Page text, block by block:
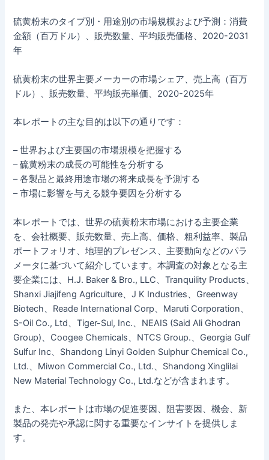
硫黄粉末のタイプ別・用途別の市場規模および予測：消費
金額（百万ドル）、販売数量、平均販売価格、2020-2031
年
硫黄粉末の世界主要メーカーの市場シェア、売上高（百万
ドル）、販売数量、平均販売単価、2020-2025年
本レポートの主な目的は以下の通りです：
– 世界および主要国の市場規模を把握する
– 硫黄粉末の成長の可能性を分析する
– 各製品と最終用途市場の将来成長を予測する
– 市場に影響を与える競争要因を分析する
本レポートでは、世界の硫黄粉末市場における主要企業
を、会社概要、販売数量、売上高、価格、粗利益率、製品
ポートフォリオ、地理的プレゼンス、主要動向などのパラ
メータに基づいて紹介しています。本調査の対象となる主
要企業には、H.J. Baker & Bro., LLC、Tranquility Products、
Shanxi Jiajifeng Agriculture、J K Industries、Greenway
Biotech、Reade International Corp、Maruti Corporation、
S-Oil Co., Ltd、Tiger-Sul, Inc.、NEAIS (Said Ali Ghodran
Group)、Coogee Chemicals、NTCS Group.、Georgia Gulf
Sulfur Inc、Shandong Linyi Golden Sulphur Chemical Co.,
Ltd.、Miwon Commercial Co., Ltd.、Shandong Xinglilai
New Material Technology Co., Ltd.などが含まれます。
また、本レポートは市場の促進要因、阻害要因、機会、新
製品の発売や承認に関する重要なインサイトを提供しま
す。